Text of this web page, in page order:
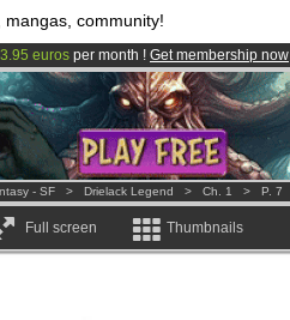
mangas, community!
3.95 euros per month ! Get membership now
!.
1000 comics & mangas!.
- SF > Drielack Legend > Ch. 1 > P. 7
Full screen Thumbnails